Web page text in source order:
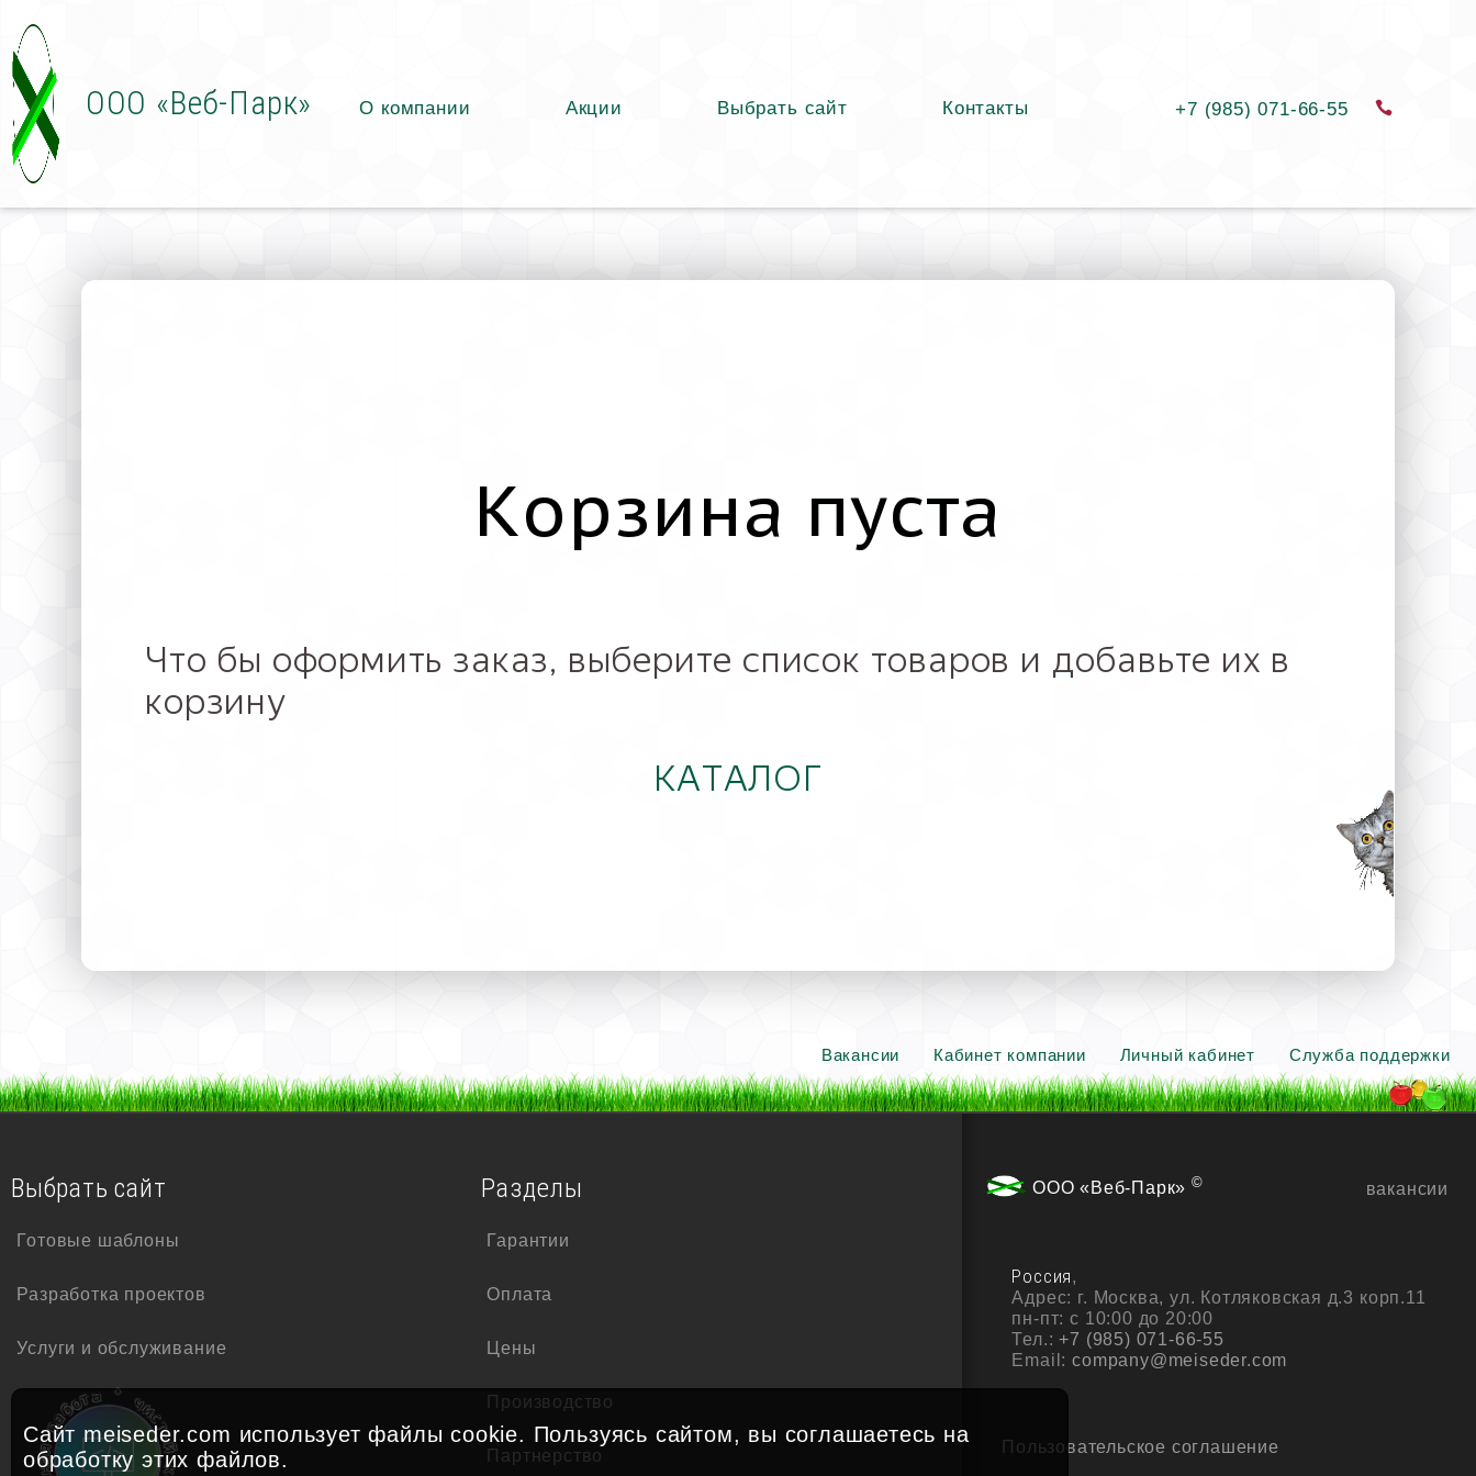
ООО «Веб-Парк» О компании Акции Выбрать сайт Контакты +7 (985) 071-66-55
Корзина пуста
Что бы оформить заказ, выберите список товаров и добавьте их в
корзину
КАТАЛОГ
Вакансии Кабинет компании Личный кабинет Служба поддержки
Выбрать сайт
Готовые шаблоны
Разработка проектов
Услуги и обслуживание
Разделы
Гарантии
Оплата
Цены
Производство
Партнерство
ООО «Веб-Парк» © вакансии
Россия,
Адрес: г. Москва, ул. Котляковская д.3 корп.11
пн-пт: с 10:00 до 20:00
Тел.:+7 (985) 071-66-55
Email:company@meiseder.com
Пользовательское соглашение
Сайт meiseder.com использует файлы cookie. Пользуясь сайтом, вы соглашаетесь на
обработку этих файлов.
а
я
р
аб
ота * ч
ис
т
ы
й
к